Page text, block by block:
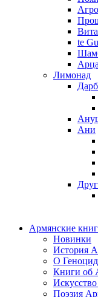
te
Лимонад
Ани
Армянские
Новинки
История
О
Книги об
Иcкусство
Поэзия